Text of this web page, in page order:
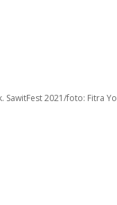
SawitFest 2021/foto: Fitra